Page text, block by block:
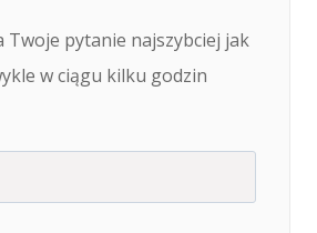
Twoje pytanie najszybciej jak
w ciągu kilku godzin